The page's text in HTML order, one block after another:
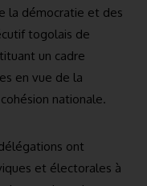
la démocratie et des
togolais de
un cadre
en vue de la
nationale.
ont
et électorales à